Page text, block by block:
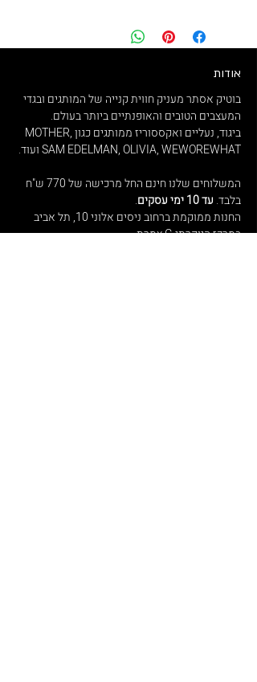
אודות
בוטיק אסתר מעניק חווית קנייה של המותגים ובגדי
המעצבים הטובים והאופנתיים ביותר בעולם.
ביגוד, נעליים ואקססוריז ממותגים כגון MOTHER,
SAM EDELMAN, OLIVIA, WEWOREWHAT ועוד.
המשלוחים שלנו חינם החל מרכישה של 770 ש"ח
בלבד. עד 10 ימי עסקים
.
החנות ממוקמת ברחוב ניסים אלוני 10, תל אביב
במרכז היוקרתי G צמרת.